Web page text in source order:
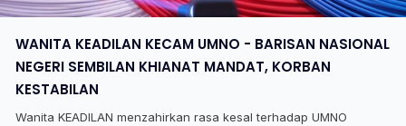
WANITA KEADILAN KECAM UMNO - BARISAN NASIONAL
NEGERI SEMBILAN KHIANAT MANDAT, KORBAN
KESTABILAN
Wanita KEADILAN menzahirkan rasa kesal terhadap UMNO